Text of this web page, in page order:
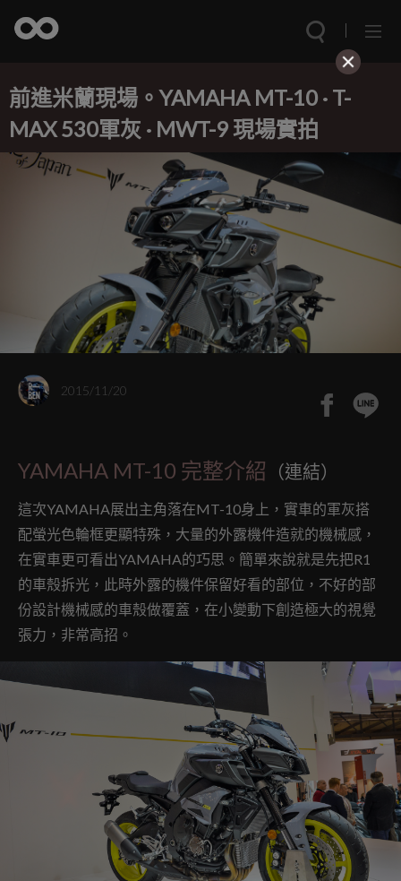
前進米蘭現場。YAMAHA MT-10 · T-
MAX 530軍灰 · MWT-9 現場實拍
2015/11/20
YAMAHA MT-10 完整介紹 （連結）
這次YAMAHA展出主角落在MT-10身上，實車的軍灰搭
配螢光色輪框更顯特殊，大量的外露機件造就的機械感，
在實車更可看出YAMAHA的巧思。簡單來說就是先把R1
的車殼拆光，此時外露的機件保留好看的部位，不好的部
份設計機械感的車殼做覆蓋，在小變動下創造極大的視覺
張力，非常高招。